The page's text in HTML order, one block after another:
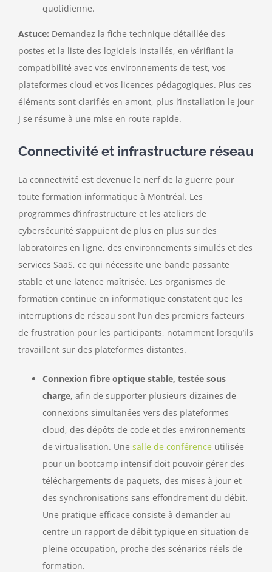
quotidienne.
Astuce: Demandez la fiche technique détaillée des
postes et la liste des logiciels installés, en vérifiant la
compatibilité avec vos environnements de test, vos
plateformes cloud et vos licences pédagogiques. Plus ces
éléments sont clarifiés en amont, plus l’installation le jour
J se résume à une mise en route rapide.
Connectivité et infrastructure réseau
La connectivité est devenue le nerf de la guerre pour
toute formation informatique à Montréal. Les
programmes d’infrastructure et les ateliers de
cybersécurité s’appuient de plus en plus sur des
laboratoires en ligne, des environnements simulés et des
services SaaS, ce qui nécessite une bande passante
stable et une latence maîtrisée. Les organismes de
formation continue en informatique constatent que les
interruptions de réseau sont l’un des premiers facteurs
de frustration pour les participants, notamment lorsqu’ils
travaillent sur des plateformes distantes.
Connexion fibre optique stable, testée sous
charge, afin de supporter plusieurs dizaines de
connexions simultanées vers des plateformes
cloud, des dépôts de code et des environnements
de virtualisation. Une salle de conférence utilisée
pour un bootcamp intensif doit pouvoir gérer des
téléchargements de paquets, des mises à jour et
des synchronisations sans effondrement du débit.
Une pratique efficace consiste à demander au
centre un rapport de débit typique en situation de
pleine occupation, proche des scénarios réels de
formation.